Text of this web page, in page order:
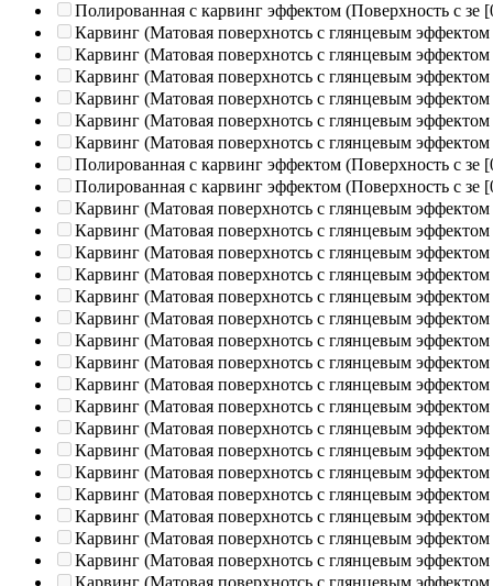
Полированная c карвинг эффектом (Поверхность с зе
Карвинг (Матовая поверхнотсь с глянцевым эффектом
Карвинг (Матовая поверхнотсь с глянцевым эффектом
Карвинг (Матовая поверхнотсь с глянцевым эффектом
Карвинг (Матовая поверхнотсь с глянцевым эффектом
Карвинг (Матовая поверхнотсь с глянцевым эффектом
Карвинг (Матовая поверхнотсь с глянцевым эффектом
Полированная c карвинг эффектом (Поверхность с зе
Полированная c карвинг эффектом (Поверхность с зе
Карвинг (Матовая поверхнотсь с глянцевым эффектом
Карвинг (Матовая поверхнотсь с глянцевым эффектом
Карвинг (Матовая поверхнотсь с глянцевым эффектом
Карвинг (Матовая поверхнотсь с глянцевым эффектом
Карвинг (Матовая поверхнотсь с глянцевым эффектом
Карвинг (Матовая поверхнотсь с глянцевым эффектом
Карвинг (Матовая поверхнотсь с глянцевым эффектом
Карвинг (Матовая поверхнотсь с глянцевым эффектом
Карвинг (Матовая поверхнотсь с глянцевым эффектом
Карвинг (Матовая поверхнотсь с глянцевым эффектом
Карвинг (Матовая поверхнотсь с глянцевым эффектом
Карвинг (Матовая поверхнотсь с глянцевым эффектом
Карвинг (Матовая поверхнотсь с глянцевым эффектом
Карвинг (Матовая поверхнотсь с глянцевым эффектом
Карвинг (Матовая поверхнотсь с глянцевым эффектом
Карвинг (Матовая поверхнотсь с глянцевым эффектом
Карвинг (Матовая поверхнотсь с глянцевым эффектом